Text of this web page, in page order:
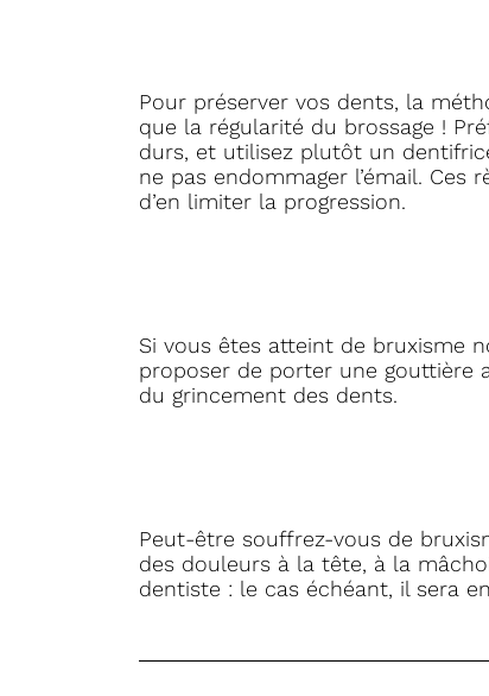
Pour préserver vos dents, la
que la régularité du brossage !
durs, et utilisez plutôt un
ne pas endommager l’émail.
d’en limiter la progression.
Si vous êtes atteint de bruxisme
proposer de porter une gouttière
du grincement des dents.
Peut-être souffrez-vous de
des douleurs à la tête, à la
dentiste : le cas échéant, il sera